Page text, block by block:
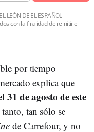
LEÓN DE EL ESPAÑOL
con la finalidad de remitirle
por tiempo
explica que
31 de agosto de este
tan sólo se
de Carrefour, y no